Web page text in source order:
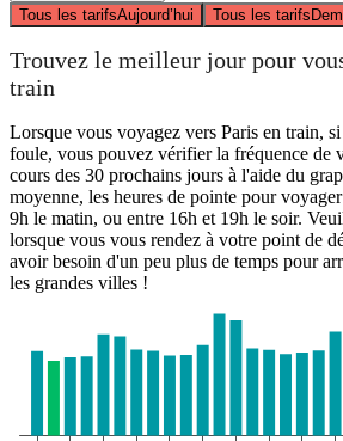
Tous les tarifsAujourd’hui Tous les tarifs
Trouvez le meilleur jour pour
train
Lorsque vous voyagez vers Paris en train,
foule, vous pouvez vérifier la fréquence de
cours des 30 prochains jours à l'aide du
moyenne, les heures de pointe pour
9h le matin, ou entre 16h et 19h le soir.
lorsque vous vous rendez à votre point de
avoir besoin d'un peu plus de temps pour
les grandes villes !